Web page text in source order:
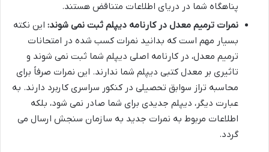
پناهگاه شما در دریای اطلاعات متناقض هستند.
نمرات ترمیم معدل در کارنامه دیپلم ثبت نمی شوند: این نکته
بسیار مهم است که بدانید نمرات کسب شده در امتحانات
ترمیم معدل، در کارنامه اصلی دیپلم شما ثبت نمی شوند و
تاثیری بر معدل کتبی دیپلم شما ندارند. این نمرات صرفاً برای
محاسبه تراز سوابق تحصیلی در کنکور سراسری کاربرد دارند. به
عبارت دیگر، دیپلم جدیدی برای شما صادر نمی شود، بلکه
اطلاعات مربوط به نمرات جدید به سازمان سنجش ارسال می
گردد.